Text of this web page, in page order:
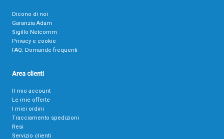
Dicono di noi
Garanzia Adam
Sigillo Netcomm
Privacy e cookie
FAQ: Domande frequenti
Area clienti
Il mio account
Le mie offerte
I miei ordini
Tracciamento spedizioni
Resi
Servizio clienti